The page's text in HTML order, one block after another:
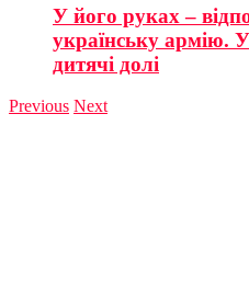
У його руках –
українську армію.
дитячі долі
Previous Next